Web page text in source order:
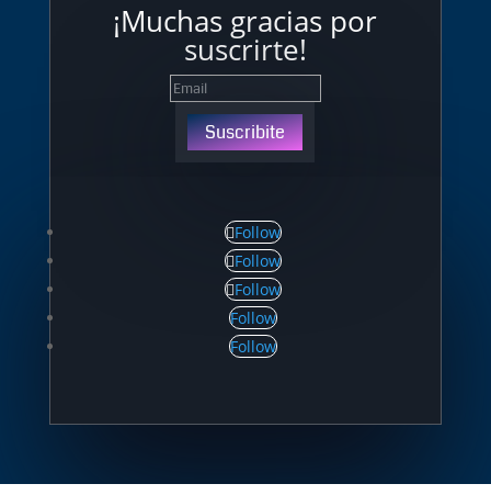
¡Muchas gracias por
suscrirte!
Suscribite
Follow
Follow
Follow
Follow
Follow